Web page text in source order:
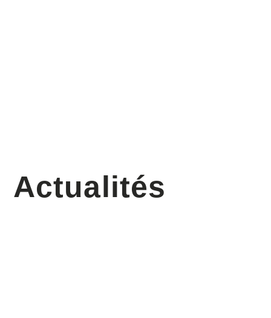
Actualités